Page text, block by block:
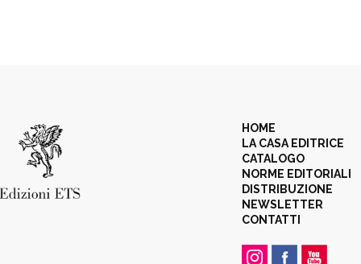
HOME
LA CASA EDITRICE
CATALOGO
NORME EDITORIALI
DISTRIBUZIONE
NEWSLETTER
CONTATTI